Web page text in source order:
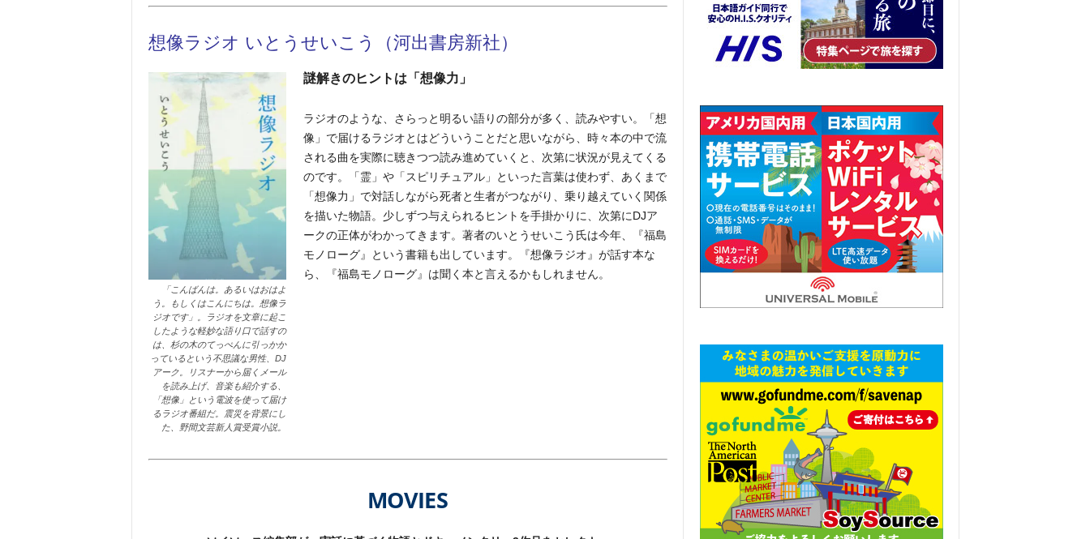
想像ラジオ いとうせいこう（河出書房新社）
「こんばんは。あるいはおはよ
う。もしくはこんにちは。想像ラ
ジオです」。ラジオを文章に起こ
したような軽妙な語り口で話すの
は、杉の木のてっぺんに引っかか
っているという不思議な男性、DJ
アーク。リスナーから届くメール
を読み上げ、音楽も紹介する、
「想像」という電波を使って届け
るラジオ番組だ。震災を背景にし
た、野間文芸新人賞受賞小説。
謎解きのヒントは 「想像力」
ラジオのような、さらっと明るい語りの部分が多く、読みやすい。「想
像」で届けるラジオとはどういうことだと思いながら、時々本の中で流
される曲を実際に聴きつつ読み進めていくと、次第に状況が見えてくる
のです。「霊」や「スピリチュアル」といった言葉は使わず、あくまで
「想像力」で対話しながら死者と生者がつながり、乗り越えていく関係
を描いた物語。少しずつ与えられるヒントを手掛かりに、次第にDJア
ークの正体がわかってきます。著者のいとうせいこう氏は今年、『福島
モノローグ』という書籍も出しています。『想像ラジオ』が話す本な
ら、『福島モノローグ』は聞く本と言えるかもしれません。
MOVIES